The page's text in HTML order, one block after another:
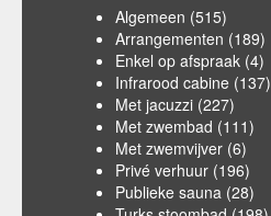
Algemeen (515)
Arrangementen (189)
Enkel op afspraak (4)
Infrarood cabine (137)
Met jacuzzi (227)
Met zwembad (111)
Met zwemvijver (6)
Privé verhuur (196)
Publieke sauna (28)